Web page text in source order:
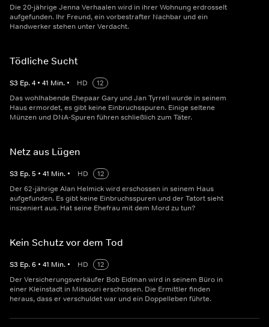
Die 20-jährige Jenna Verhaalen wird in ihrer Wohnung erdrosselt
aufgefunden. Ihr Freund, ein vorbestrafter Nachbar und ein
Handwerker stehen unter Verdacht.
Tödliche Sucht
S3 Ep.4 • 41 Min. • HD
12
Das wohlhabende Ehepaar Gary und Jan Tyrrell wurde in seinem
Haus ermordet, es gibt keine Einbruchsspuren. Einige seltene
Münzen und DNA-Spuren führen schließlich zum Täter.
Netz aus Lügen
S3 Ep.5 • 41 Min. • HD
12
Der 62-jährige Alan Helmick wird erschossen in seinem Haus
aufgefunden. Es gibt keine Einbruchsspuren und der Tatort sieht
inszeniert aus. Hat seine Ehefrau mit dem Mord zu tun?
Kein Schutz vor dem Tod
S3 Ep.6 • 41 Min. • HD
12
Der Versicherungsverkäufer Bob Eidman wird in seinem Büro in
einer Kleinstadt in Missouri erschossen. Die Ermittler finden
heraus, dass er verschuldet war und ein Doppelleben führte.